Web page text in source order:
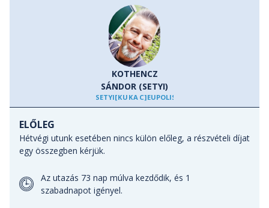
- Zelenci zöld karsztforrása és a Jasna-tó
- Európa gyöngyszemei: Bledi-tó és Bohinji-tó
- Bovec, Trenta, Soca forrás gyalogtúra
- Laghi di Fusine tavak, páratlan kilátással a Mangartra
KOTHENCZ
SÁNDOR (SETYI)
SETYI[KUKAC]EUPOLISZ.HU
ELŐLEG
Hétvégi utunk esetében nincs külön előleg, a részvételi díjat
egy összegben kérjük.
Az utazás 73 nap múlva kezdődik, és 1
szabadnapot igényel.